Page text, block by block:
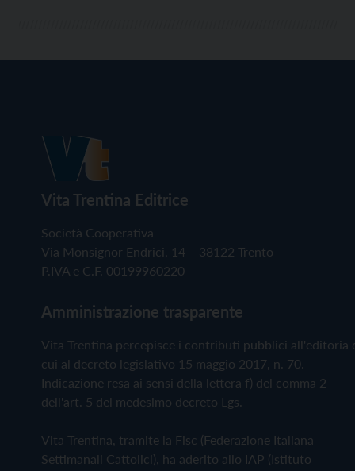
Vita Trentina Editrice
Società Cooperativa
Via Monsignor Endrici, 14 – 38122 Trento
P.IVA e C.F. 00199960220
Amministrazione trasparente
Vita Trentina percepisce i contributi pubblici all'editoria
cui al decreto legislativo 15 maggio 2017, n. 70.
Indicazione resa ai sensi della lettera f) del comma 2
dell'art. 5 del medesimo decreto Lgs.
Vita Trentina, tramite la Fisc (Federazione Italiana
Settimanali Cattolici), ha aderito allo IAP (Istituto